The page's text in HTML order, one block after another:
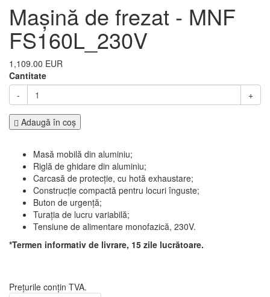
Mașină de frezat - MNF
FS160L_230V
1,109.00 EUR
Cantitate
-
+
Adaugă în coş
Masă mobilă din aluminiu;
Riglă de ghidare din aluminiu;
Carcasă de protecție, cu hotă exhaustare;
Construcție compactă pentru locuri înguste;
Buton de urgență;
Turația de lucru variabilă;
Tensiune de alimentare monofazică, 230V.
*Termen informativ de livrare, 15 zile lucrătoare.
Prețurile conțin TVA.